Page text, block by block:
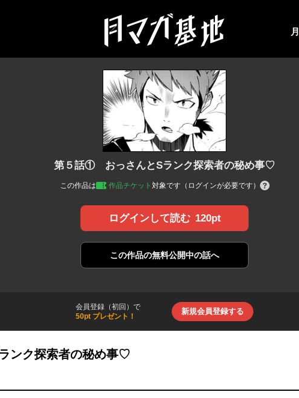
第５話① おっさんとSランク探索者の秘め事♡
この作品は 作品チケット 対象です（ログインが必要です）
ログインして読む 120pt
この作品の無料公開中の話へ
会員登録（初回）で
50pt プレゼント！
新規会員登録する
ンク探索者の秘め事♡